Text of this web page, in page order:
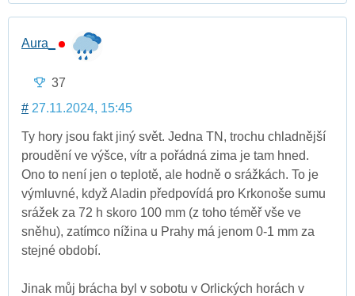
Aura_
37
# 27.11.2024, 15:45
Ty hory jsou fakt jiný svět. Jedna TN, trochu chladnější
proudění ve výšce, vítr a pořádná zima je tam hned.
Ono to není jen o teplotě, ale hodně o srážkách. To je
výmluvné, když Aladin předpovídá pro Krkonoše sumu
srážek za 72 h skoro 100 mm (z toho téměř vše ve
sněhu), zatímco nížina u Prahy má jenom 0-1 mm za
stejné období.
Jinak můj brácha byl v sobotu v Orlických horách v